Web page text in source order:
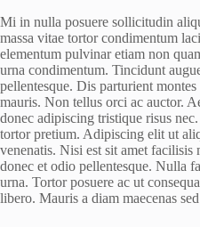
Mi in nulla posuere sollicitudin
massa vitae tortor condimentum
elementum pulvinar etiam non
urna condimentum. Tincidunt
pellentesque. Dis parturient
mauris. Non tellus orci ac auctor.
donec adipiscing tristique risus
tortor pretium. Adipiscing elit ut
venenatis. Nisi est sit amet facilisis
donec et odio pellentesque. Nulla
urna. Tortor posuere ac ut
libero. Mauris a diam maecenas